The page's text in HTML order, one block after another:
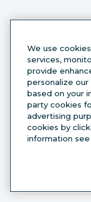
Ressources
Academy
Bibliothèque
de ressources
We use
services,
provide
personalize
based on your
party cookies
advertising
cookies by
information